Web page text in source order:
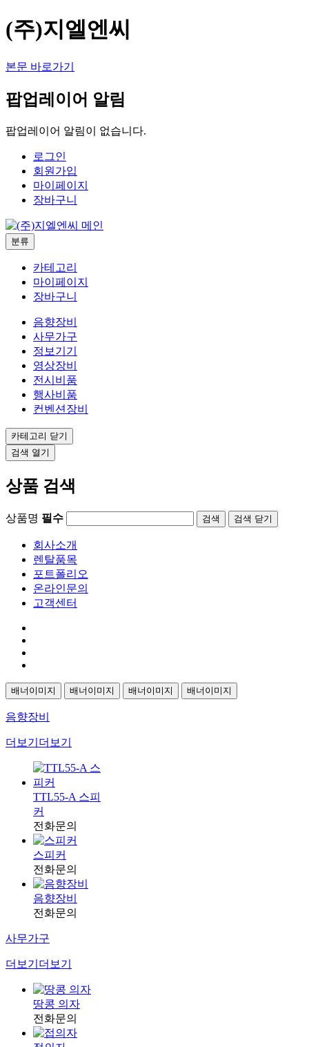
(주)지엘엔씨
본문 바로가기
팝업레이어 알림
팝업레이어 알림이 없습니다.
로그인
회원가입
마이페이지
장바구니
분류
카테고리
마이페이지
장바구니
음향장비
사무가구
정보기기
영상장비
전시비품
행사비품
컨벤션장비
카테고리 닫기
검색 열기
상품 검색
상품명 필수 검색 닫기
회사소개
렌탈품목
포트폴리오
온라인문의
고객센터
배너이미지 배너이미지 배너이미지 배너이미지
음향장비
더보기 더보기
TTL55-A 스피
커
전화문의
스피커
전화문의
음향장비
전화문의
사무가구
더보기 더보기
땅콩 의자
전화문의